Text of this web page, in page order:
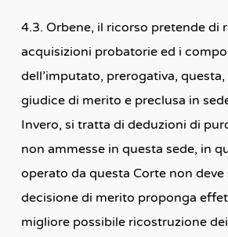
4.3. Orbene, il ricorso pretende di
acquisizioni probatorie ed i
dell’imputato, prerogativa, questa,
giudice di merito e preclusa in
Invero, si tratta di deduzioni di
non ammesse in questa sede, in
operato da questa Corte non deve
decisione di merito proponga
migliore possibile ricostruzione dei